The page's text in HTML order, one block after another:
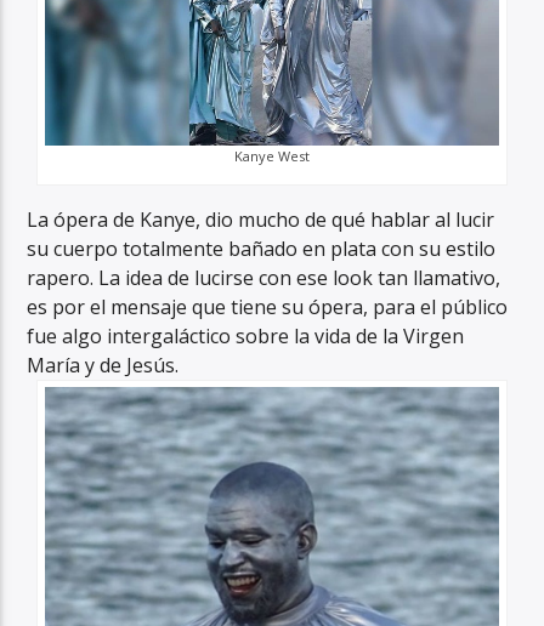
Kanye West
La ópera de Kanye, dio mucho de qué hablar al lucir
su cuerpo totalmente bañado en plata con su estilo
rapero. La idea de lucirse con ese look tan llamativo,
es por el mensaje que tiene su ópera, para el público
fue algo intergaláctico sobre la vida de la Virgen
María y de Jesús.